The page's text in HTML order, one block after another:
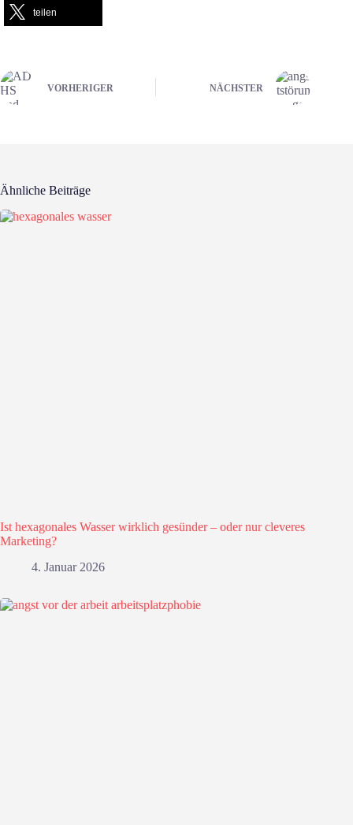
teilen
VORHERIGER NÄCHSTER
Ähnliche Beiträge
Ist hexagonales Wasser wirklich gesünder – oder nur cleveres
Marketing?
4. Januar 2026